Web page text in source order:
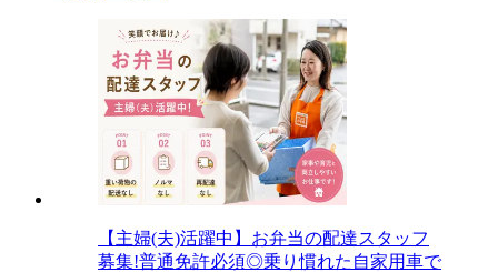
【主婦(夫)活躍中】お弁当の配達スタッフ
募集!普通免許必須◎乗り慣れた自家用車で